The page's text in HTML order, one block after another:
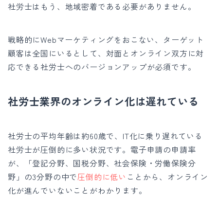
社労士はもう、地域密着である必要がありません。
戦略的にWebマーケティングをおこない、ターゲット
顧客は全国にいるとして、対面とオンライン双方に対
応できる社労士へのバージョンアップが必須です。
社労士業界のオンライン化は遅れている
社労士の平均年齢は約60歳で、IT化に乗り遅れている
社労士が圧倒的に多い状況です。 電子申請の申請率
が、「登記分野、国税分野、社会保険・労働保険分
野」の3分野の中で圧倒的に低い ことから、オンライン
化が進んでいないことがわかります。